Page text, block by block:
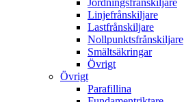
Linjefrånskiljare
Lastfrånskiljare
Nollpunktsfrånskiljare
Smältsäkringar
Övrigt
Övrigt
Parafillina